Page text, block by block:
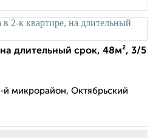
длительный срок, 48м², 3/5
микрорайон, Октябрьский